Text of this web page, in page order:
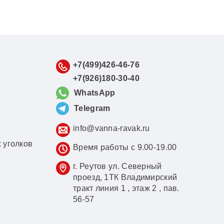
+7(499)426-46-76
+7(926)180-30-40
WhatsApp
Telegram
info@vanna-ravak.ru
Время работы с 9.00-19.00
г. Реутов ул. Северный
проезд, 1ТК Владимирский
тракт линия 1 , этаж 2 , пав.
56-57